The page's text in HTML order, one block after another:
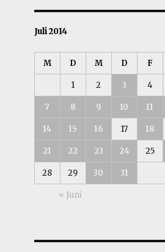
Juli 2014
M D M D F
1 2 3 4
7 8 9 10 11
14 15 16 17 18
21 22 23 24 25
28 29 30 31
« Juni